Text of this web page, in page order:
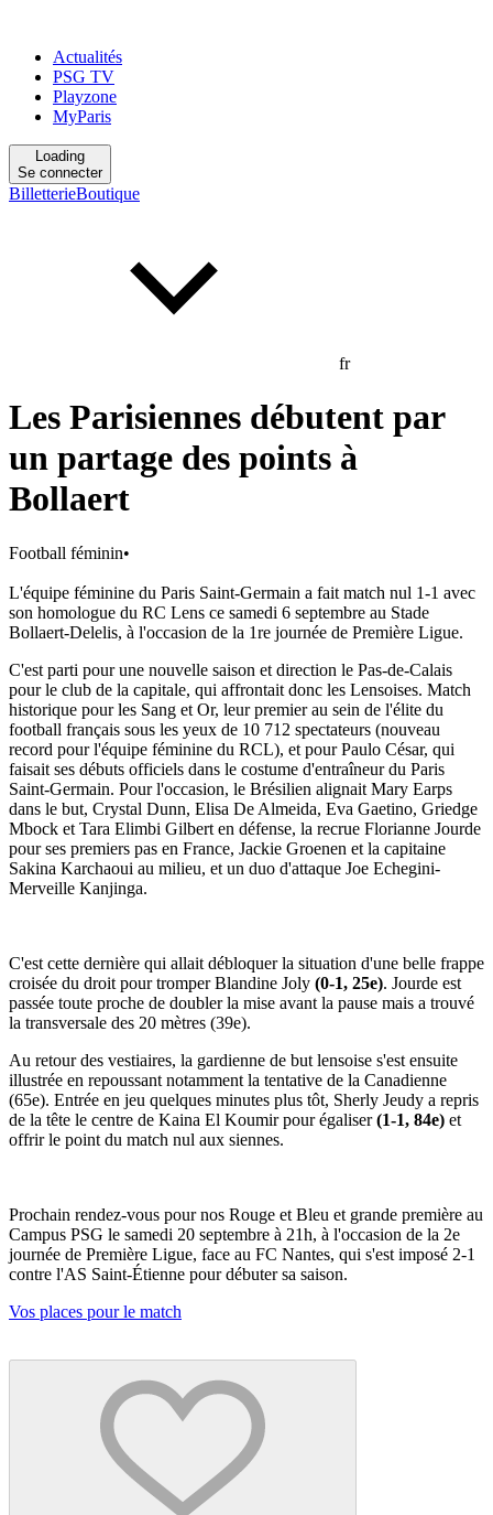
Actualités
PSG TV
Playzone
MyParis
Loading
Se connecter
BilletterieBoutique
fr
Les Parisiennes débutent par
un partage des points à
Bollaert
Football féminin•
L'équipe féminine du Paris Saint-Germain a fait match nul 1-1 avec
son homologue du RC Lens ce samedi 6 septembre au Stade
Bollaert-Delelis, à l'occasion de la 1re journée de Première Ligue.
C'est parti pour une nouvelle saison et direction le Pas-de-Calais
pour le club de la capitale, qui affrontait donc les Lensoises. Match
historique pour les Sang et Or, leur premier au sein de l'élite du
football français sous les yeux de 10 712 spectateurs (nouveau
record pour l'équipe féminine du RCL), et pour Paulo César, qui
faisait ses débuts officiels dans le costume d'entraîneur du Paris
Saint-Germain. Pour l'occasion, le Brésilien alignait Mary Earps
dans le but, Crystal Dunn, Elisa De Almeida, Eva Gaetino, Griedge
Mbock et Tara Elimbi Gilbert en défense, la recrue Florianne Jourde
pour ses premiers pas en France, Jackie Groenen et la capitaine
Sakina Karchaoui au milieu, et un duo d'attaque Joe Echegini-
Merveille Kanjinga.
C'est cette dernière qui allait débloquer la situation d'une belle frappe
croisée du droit pour tromper Blandine Joly (0-1, 25e). Jourde est
passée toute proche de doubler la mise avant la pause mais a trouvé
la transversale des 20 mètres (39e).
Au retour des vestiaires, la gardienne de but lensoise s'est ensuite
illustrée en repoussant notamment la tentative de la Canadienne
(65e). Entrée en jeu quelques minutes plus tôt, Sherly Jeudy a repris
de la tête le centre de Kaina El Koumir pour égaliser(1-1, 84e) et
offrir le point du match nul aux siennes.
Prochain rendez-vous pour nos Rouge et Bleu et grande première au
Campus PSG le samedi 20 septembre à 21h, à l'occasion de la 2e
journée de Première Ligue, face au FC Nantes, qui s'est imposé 2-1
contre l'AS Saint-Étienne pour débuter sa saison.
Vos places pour le match